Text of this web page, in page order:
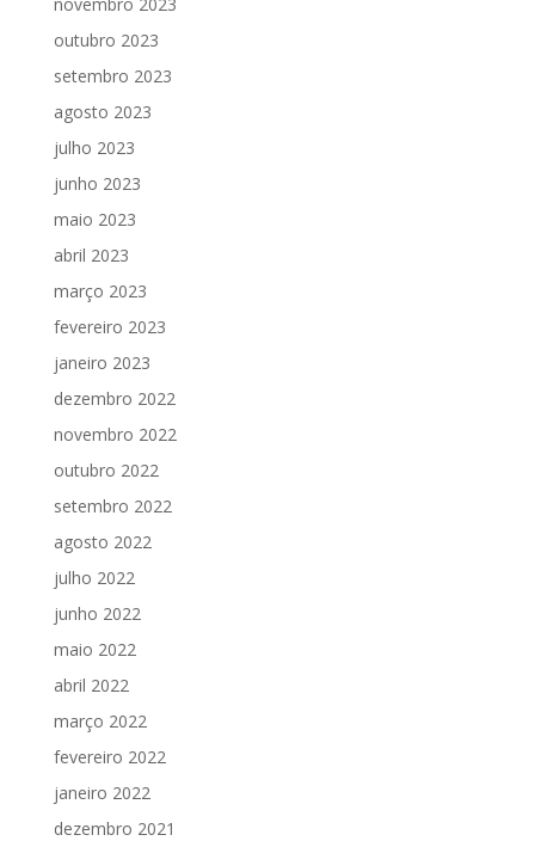
outubro 2023
setembro 2023
agosto 2023
julho 2023
junho 2023
maio 2023
abril 2023
março 2023
fevereiro 2023
janeiro 2023
dezembro 2022
novembro 2022
outubro 2022
setembro 2022
agosto 2022
julho 2022
junho 2022
maio 2022
abril 2022
março 2022
fevereiro 2022
janeiro 2022
dezembro 2021